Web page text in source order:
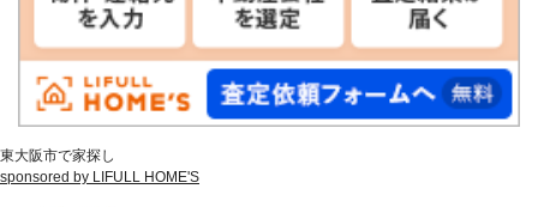
東大阪市で家探し
sponsored by LIFULL HOME'S